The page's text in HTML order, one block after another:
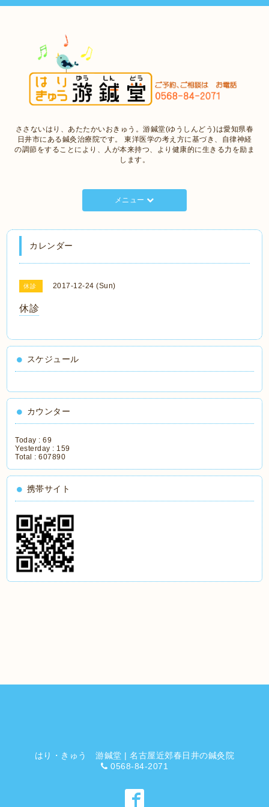
ささないはり、あたたかいおきゅう。游鍼堂(ゆうしんどう)は愛知県春
日井市にある鍼灸治療院です。 東洋医学の考え方に基づき、自律神経
の調節をすることにより、人が本来持つ、より健康的に生きる力を励ま
します。
メニュー
カレンダー
休診 2017-12-24 (Sun)
休診
スケジュール
カウンター
Today :69
Yesterday : 159
Total :607890
携帯サイト
はり・きゅう 游鍼堂 | 名古屋近郊春日井の鍼灸院
0568-84-2071